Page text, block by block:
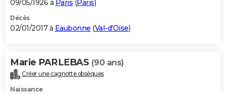
09/05/1926 à Paris (Paris)
Décès
02/01/2017 à Eaubonne (Val-d'Oise)
Marie PARLEBAS (90 ans)
Créer une cagnotte obsèques
Naissance